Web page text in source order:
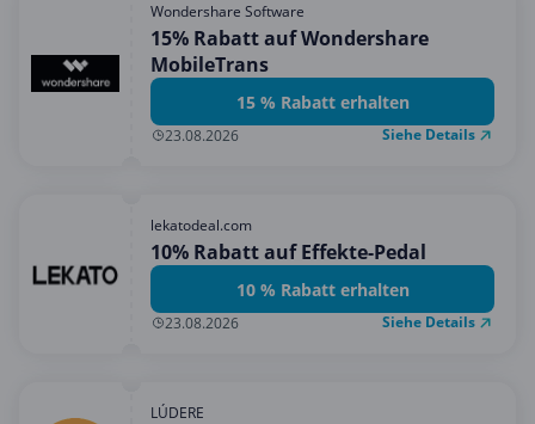
Wondershare Software
15% Rabatt auf Wondershare
MobileTrans
15 % Rabatt erhalten
23.08.2026 Siehe Details
lekatodeal.com
10% Rabatt auf Effekte-Pedal
10 % Rabatt erhalten
23.08.2026 Siehe Details
LÚDERE